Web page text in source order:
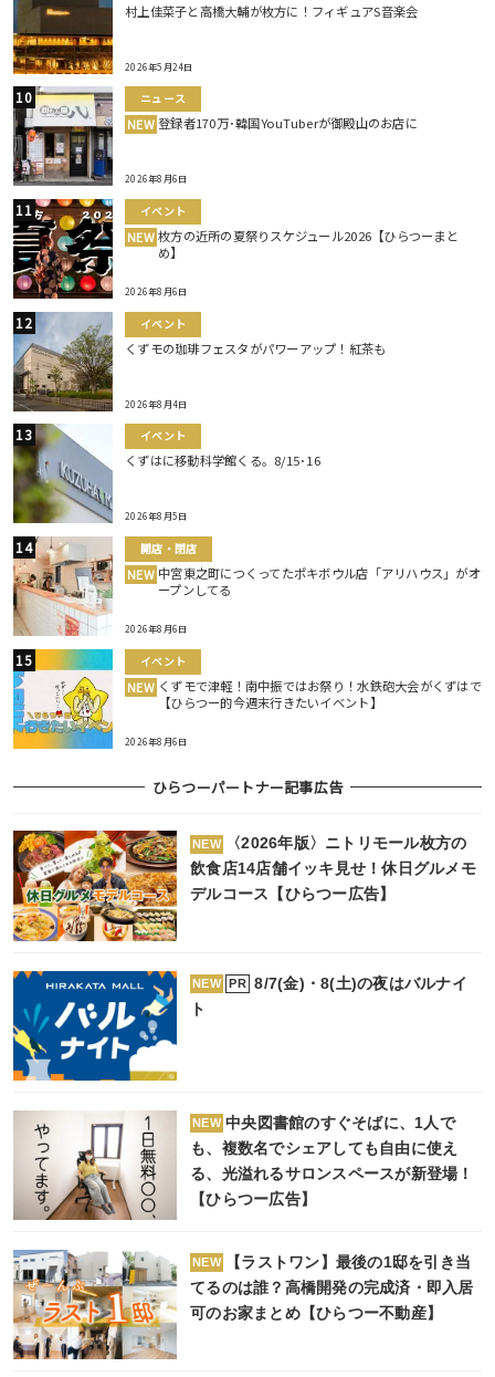
村上佳菜子と高橋大輔が枚方に！フィギュアS音楽会
2026年5月24日
ニュース
NEW 登録者170万･韓国YouTuberが御殿山のお店に
2026年8月6日
イベント
NEW 枚方の近所の夏祭りスケジュール2026【ひらつーまと
め】
2026年8月6日
イベント
くずモの珈琲フェスタがパワーアップ！紅茶も
2026年8月4日
イベント
くずはに移動科学館くる。8/15･16
2026年8月5日
開店・閉店
NEW 中宮東之町につくってたポキボウル店「アリハウス」がオ
ープンしてる
2026年8月6日
イベント
NEW くずモで津軽！南中振ではお祭り！水鉄砲大会がくずはで
【ひらつー的今週末行きたいイベント】
2026年8月6日
ひらつーパートナー記事広告
NEW
〈2026年版〉ニトリモール枚方の
飲食店14店舗イッキ見せ！休日グルメモ
デルコース【ひらつー広告】
NEW PR
8/7(金)・8(土)の夜はバルナイ
ト
NEW 中央図書館のすぐそばに、1人で
も、複数名でシェアしても自由に使え
る、光溢れるサロンスペースが新登場！
【ひらつー広告】
NEW
【ラストワン】最後の1邸を引き当
てるのは誰？高橋開発の完成済・即入居
可のお家まとめ【ひらつー不動産】